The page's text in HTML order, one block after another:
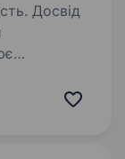
Досвід